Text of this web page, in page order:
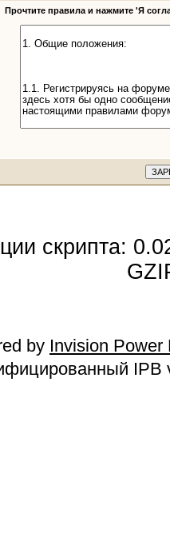
Прочтите правила и нажмите 'Я
скрипта:
by Invision Power
IPB